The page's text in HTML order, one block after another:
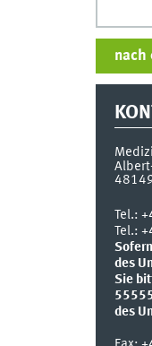
nach
Tel.:
Tel.:
des
Sie
des